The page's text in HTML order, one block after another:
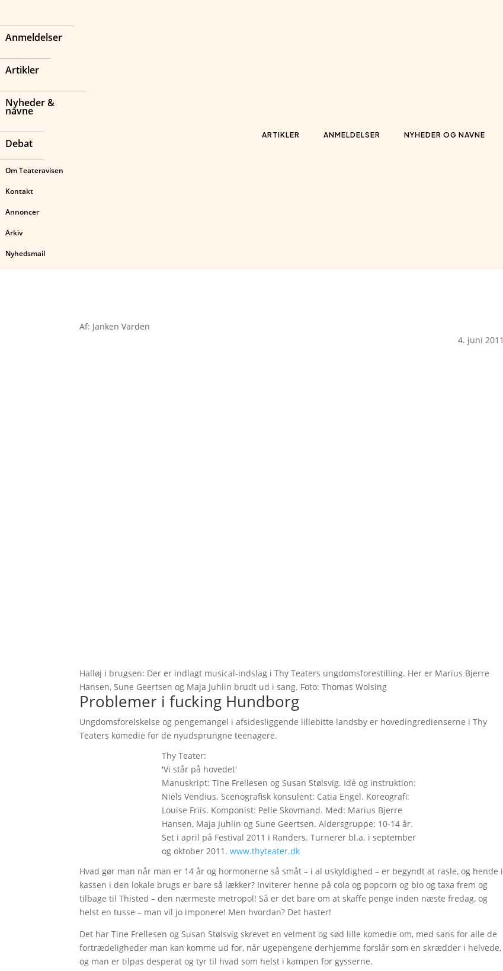
Anmeldelser
Artikler
Nyheder &
navne
Debat
Om Teateravisen
Kontakt
Annoncer
Arkiv
Nyhedsmail
ARTIKLER ANMELDELSER NYHEDER OG NAVNE
Af: Janken Varden
4. juni 2011
Halløj i brugsen: Der er indlagt musical-indslag i Thy Teaters ungdomsforestilling. Her er Marius Bjerre
Hansen, Sune Geertsen og Maja Juhlin brudt ud i sang. Foto: Thomas Wolsing
Problemer i fucking Hundborg
Ungdomsforelskelse og pengemangel i afsidesliggende lillebitte landsby er hovedingredienserne i Thy
Teaters komedie for de nyudsprungne teenagere.
Thy Teater:
'Vi står på hovedet'
Manuskript: Tine Frellesen og Susan Stølsvig. Idé og instruktion:
Niels Vendius. Scenografisk konsulent: Catia Engel. Koreografi:
Louise Friis. Komponist: Pelle Skovmand. Med: Marius Bjerre
Hansen, Maja Juhlin og Sune Geertsen. Aldersgruppe: 10-14 år.
Set i april på Festival 2011 i Randers. Turnerer bl.a. i september
og oktober 2011. www.thyteater.dk
Hvad gør man når man er 14 år og hormonerne så småt – i al uskyldighed – er begyndt at rasle, og hende i
kassen i den lokale brugs er bare så lækker? Inviterer henne på cola og popcorn og bio og taxa frem og
tilbage til Thisted – den nærmeste metropol! Så er det bare om at skaffe penge inden næste fredag, og
helst en tusse – man vil jo imponere! Men hvordan? Det haster!
Det har Tine Frellesen og Susan Stølsvig skrevet en velment og sød lille komedie om, med sans for alle de
fortrædeligheder man kan komme ud for, når ugepengene derhjemme forslår som en skrædder i helvede,
og man er tilpas desperat og tyr til hvad som helst i kampen for gysserne.